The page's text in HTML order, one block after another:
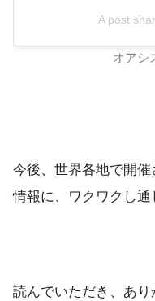
A post
オアシ
今後、世界各地で開催
情報に、ワクワクし通
読んでいただき、あ